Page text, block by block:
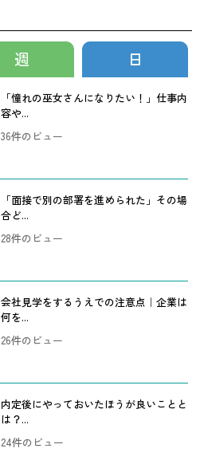
週 日
「憧れの巫女さんになりたい！」仕事内
容や...
36件のビュー
「面接で別の部署を進められた」その場
合ど...
28件のビュー
会社見学をするうえでの注意点｜企業は
何を...
26件のビュー
内定後にやっておいたほうが良いことと
は？...
24件のビュー